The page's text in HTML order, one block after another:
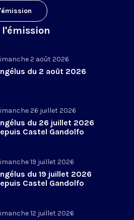
2 août 2026
du 2 août 2026
26 juillet 2026
du 26 juillet 2026
Castel Gandolfo
19 juillet 2026
du 19 juillet 2026
Castel Gandolfo
12 juillet 2026